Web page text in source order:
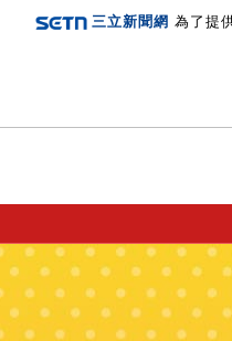
三立新聞網 為了提